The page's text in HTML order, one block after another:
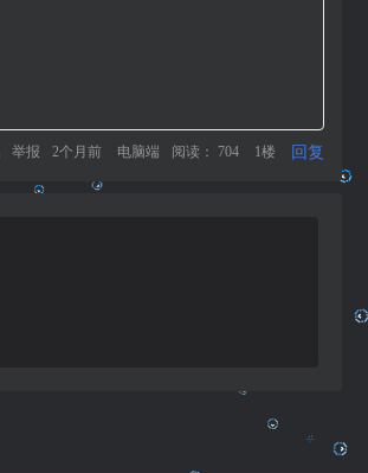
举报 2个月前 电脑端 阅读： 704 1楼 回复